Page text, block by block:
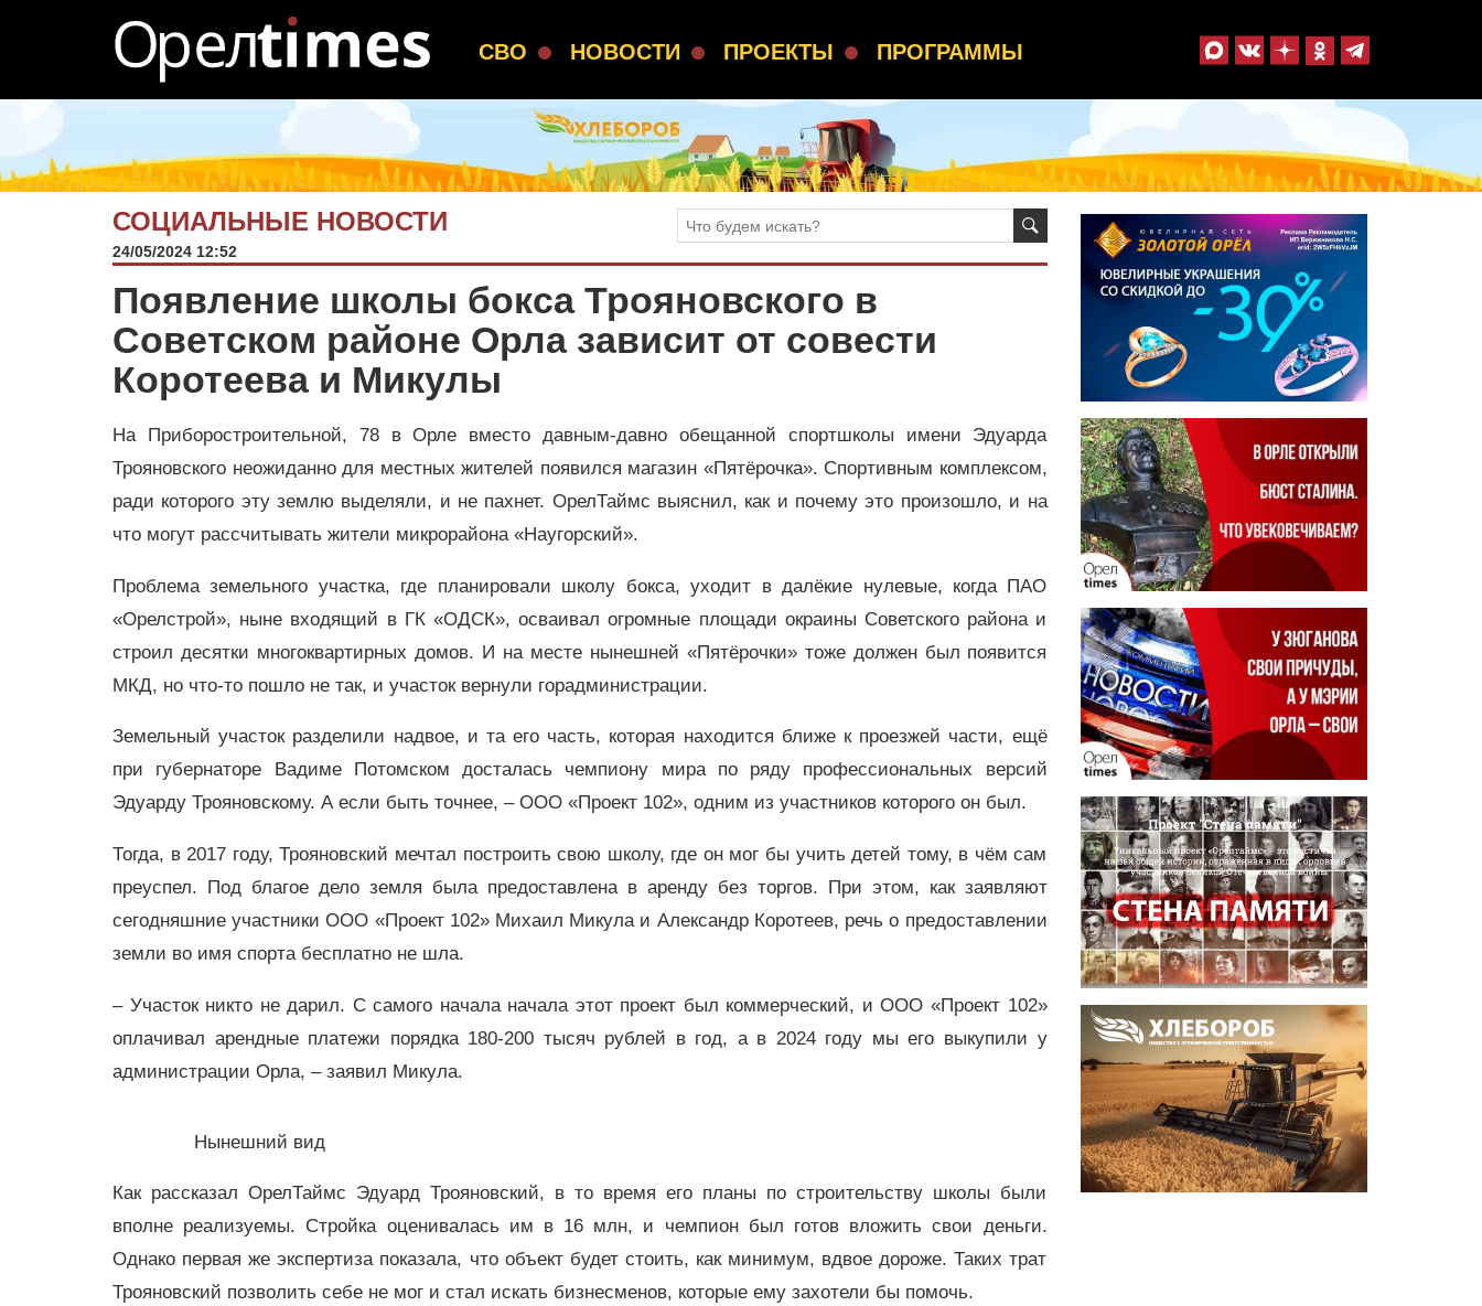
СВО НОВОСТИ ПРОЕКТЫ ПРОГРАММЫ
СОЦИАЛЬНЫЕ НОВОСТИ
24/05/2024 12:52
Появление школы бокса Трояновского в
Советском районе Орла зависит от совести
Коротеева и Микулы
На Приборостроительной, 78 в Орле вместо давным-давно обещанной спортшколы имени Эдуарда
Трояновского неожиданно для местных жителей появился магазин «Пятёрочка». Спортивным комплексом,
ради которого эту землю выделяли, и не пахнет. ОрелТаймс выяснил, как и почему это произошло, и на
что могут рассчитывать жители микрорайона «Наугорский».
Проблема земельного участка, где планировали школу бокса, уходит в далёкие нулевые, когда ПАО
«Орелстрой», ныне входящий в ГК «ОДСК», осваивал огромные площади окраины Советского района и
строил десятки многоквартирных домов. И на месте нынешней «Пятёрочки» тоже должен был появится
МКД, но что-то пошло не так, и участок вернули горадминистрации.
Земельный участок разделили надвое, и та его часть, которая находится ближе к проезжей части, ещё
при губернаторе Вадиме Потомском досталась чемпиону мира по ряду профессиональных версий
Эдуарду Трояновскому. А если быть точнее, – ООО «Проект 102», одним из участников которого он был.
Тогда, в 2017 году, Трояновский мечтал построить свою школу, где он мог бы учить детей тому, в чём сам
преуспел. Под благое дело земля была предоставлена в аренду без торгов. При этом, как заявляют
сегодняшние участники ООО «Проект 102» Михаил Микула и Александр Коротеев, речь о предоставлении
земли во имя спорта бесплатно не шла.
– Участок никто не дарил. С самого начала начала этот проект был коммерческий, и ООО «Проект 102»
оплачивал арендные платежи порядка 180-200 тысяч рублей в год, а в 2024 году мы его выкупили у
администрации Орла, – заявил Микула.
Нынешний вид
Как рассказал ОрелТаймс Эдуард Трояновский, в то время его планы по строительству школы были
вполне реализуемы. Стройка оценивалась им в 16 млн, и чемпион был готов вложить свои деньги.
Однако первая же экспертиза показала, что объект будет стоить, как минимум, вдвое дороже. Таких трат
Трояновский позволить себе не мог и стал искать бизнесменов, которые ему захотели бы помочь.